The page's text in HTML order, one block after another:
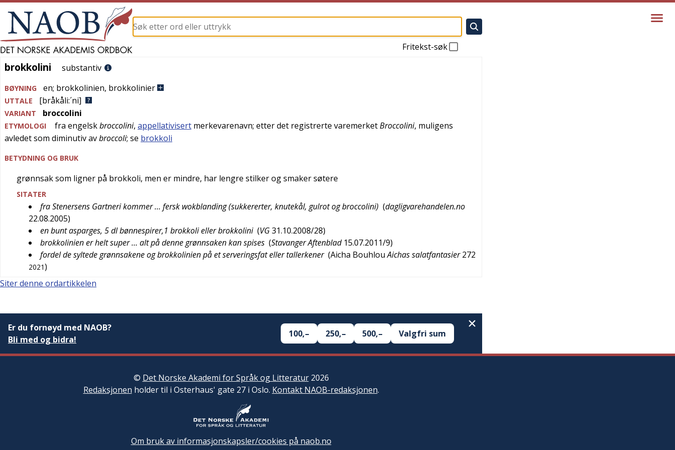
Fritekst-søk
brokkolini
brokkolini substantiv
BØYNING en; brokkolinien, brokkolinier
UTTALE [bråkåli:´ni]
VARIANT broccolini
ETYMOLOGI fra engelskbroccolini, appellativisert merkevarenavn; etter det registrerte varemerketBroccolini, muligens
avledet som diminutiv avbroccoli; se brokkoli
BETYDNING OG BRUK
grønnsak som ligner på brokkoli, men er mindre, har lengre stilker og smaker søtere
SITATER
fra Stenersens Gartneri kommer … fersk wokblanding (sukkererter, knutekål, gulrot og broccolini) (dagligvarehandelen.no
22.08.2005)
en bunt asparges, 5 dl bønnespirer,1 brokkoli eller brokkolini (VG31.10.2008/28)
brokkolinien er helt super … alt på denne grønnsaken kan spises (Stavanger Aftenblad 15.07.2011/9)
fordel de syltede grønnsakene og brokkolinien på et serveringsfat eller tallerkener (Aicha Bouhlou Aichas salatfantasier 272
2021)
Siter denne ordartikkelen
Er du fornøyd med NAOB?
Bli med og bidra!
100,– 250,– 500,– Valgfri sum
© Det Norske Akademi for Språk og Litteratur2026
Redaksjonen holder til i Osterhaus' gate 27 i Oslo. Kontakt NAOB-redaksjonen.
Om bruk av informasjonskapsler/cookies på naob.no